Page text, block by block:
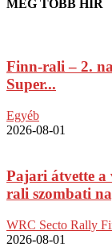
MÉG TÖBB HÍR
Finn-rali – 2.
Super...
Egyéb
2026-08-01
Pajari átvette a
rali szombati
WRC Secto Rally
2026-08-01